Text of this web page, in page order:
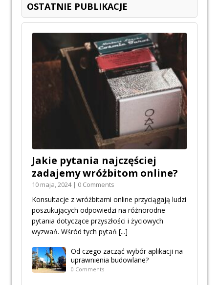
OSTATNIE PUBLIKACJE
Jakie pytania najczęściej
zadajemy wróżbitom online?
10 maja, 2024 | 0 Comments
Konsultacje z wróżbitami online przyciągają ludzi
poszukujących odpowiedzi na różnorodne
pytania dotyczące przyszłości i życiowych
wyzwań. Wśród tych pytań [...]
Od czego zacząć wybór aplikacji na
uprawnienia budowlane?
0 Comments